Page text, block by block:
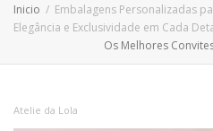
Inicio
Embalagens Personalizadas
Elegância e Exclusividade em Cada
Os Melhores
Atelie da Lola